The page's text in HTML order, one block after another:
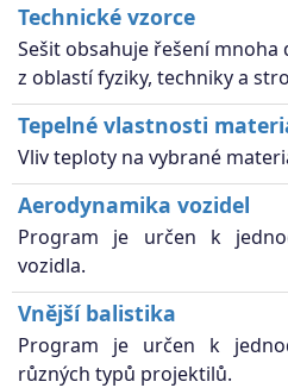
Technické vzorce
Sešit obsahuje řešení
z oblastí fyziky, techniky a
Tepelné vlastnosti
Vliv teploty na vybrané
Aerodynamika vozidel
Program je určen k
vozidla.
Vnější balistika
Program je určen k
různých typů projektilů.